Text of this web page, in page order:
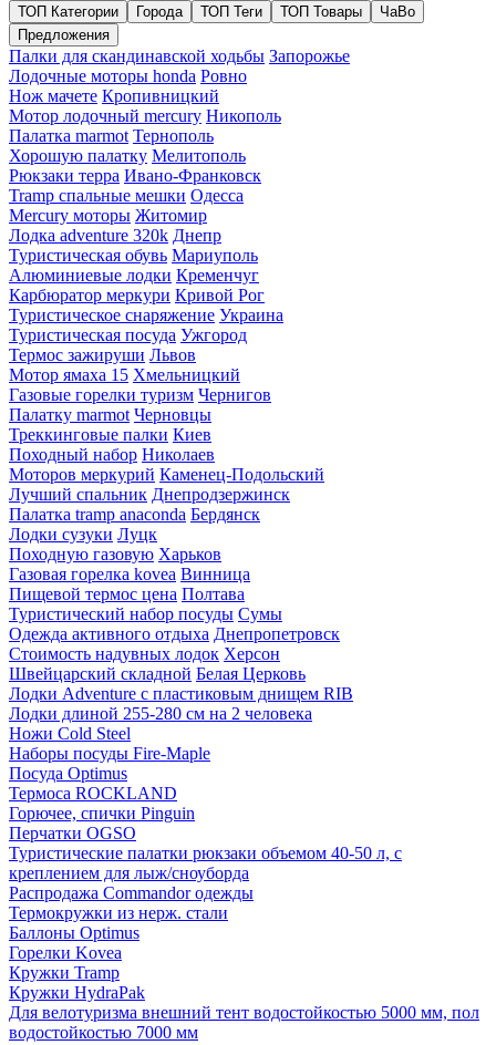
ТОП Категории Города ТОП Теги ТОП Товары
ЧаВо
Предложения
Палки для скандинавской ходьбы Запорожье
Лодочные моторы honda Ровно
Нож мачете Кропивницкий
Мотор лодочный mercury Никополь
Палатка marmot Тернополь
Хорошую палатку Мелитополь
Рюкзаки терра Ивано-Франковск
Tramp спальные мешки Одесса
Mercury моторы Житомир
Лодка adventure 320k Днепр
Туристическая обувь Мариуполь
Алюминиевые лодки Кременчуг
Карбюратор меркури Кривой Рог
Туристическое снаряжение Украина
Туристическая посуда Ужгород
Термос зажируши Львов
Мотор ямаха 15 Хмельницкий
Газовые горелки туризм Чернигов
Палатку marmot Черновцы
Треккинговые палки Киев
Походный набор Николаев
Моторов меркурий Каменец-Подольский
Лучший спальник Днепродзержинск
Палатка tramp anaconda Бердянск
Лодки сузуки Луцк
Походную газовую Харьков
Газовая горелка kovea Винница
Пищевой термос цена Полтава
Туристический набор посуды Сумы
Одежда активного отдыха Днепропетровск
Стоимость надувных лодок Херсон
Швейцарский складной Белая Церковь
Лодки Adventure с пластиковым днищем RIB
Лодки длиной 255-280 см на 2 человека
Ножи Cold Steel
Наборы посуды Fire-Maple
Посуда Optimus
Термоса ROCKLAND
Горючее, спички Pinguin
Перчатки OGSO
Туристические палатки рюкзаки объемом 40-50 л, с
креплением для лыж/сноуборда
Распродажа Commandor одежды
Термокружки из нерж. стали
Баллоны Optimus
Горелки Kovea
Кружки Tramp
Кружки HydraPak
Для велотуризма внешний тент водостойкостью 5000 мм, пол
водостойкостью 7000 мм